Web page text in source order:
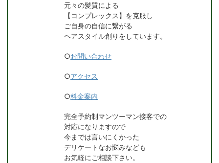
元々の髪質による
【コンプレックス】を克服し
ご自身の自信に繋がる
ヘアスタイル創りをしています。
○お問い合わせ
○アクセス
○料金案内
完全予約制マンツーマン接客での
対応になりますので
今までは言いにくかった
デリケートなお悩みなども
お気軽にご相談下さい。